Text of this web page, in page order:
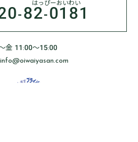
82-0181
はっぴーおいわい
金 11:00～15:00